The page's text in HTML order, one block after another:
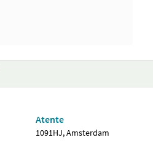
Atente
1091HJ, Amsterdam